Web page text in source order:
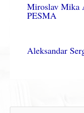
Miroslav Mika
PESMA
Aleksandar